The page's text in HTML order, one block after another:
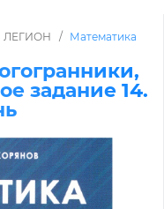
ЛЕГИОН Математика
задание 14.